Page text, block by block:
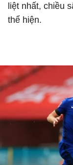
liệt nhất, chiều
thể hiện.